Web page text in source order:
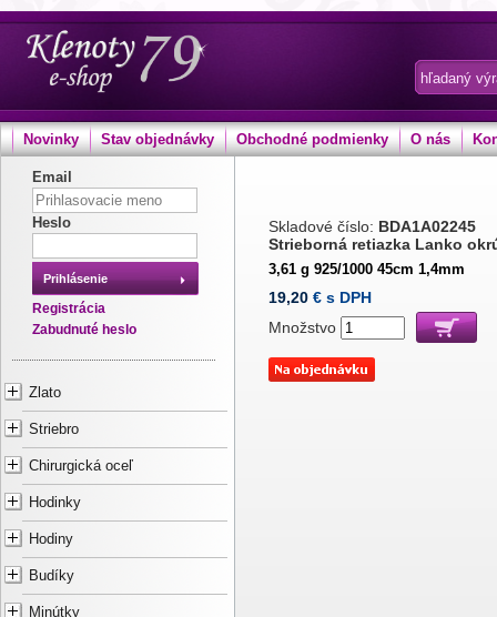
Novinky Stav objednávky Obchodné podmienky O nás
Email
Heslo
Prihlásenie
Registrácia
Zabudnuté heslo
Zlato
Striebro
Chirurgická oceľ
Hodinky
Hodiny
Budíky
Minútky
Skladové číslo: BDA1A02245
Strieborná retiazka Lanko
3,61 g 925/1000 45cm 1,4mm
19,20 € s DPH
Množstvo